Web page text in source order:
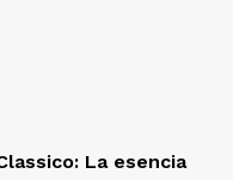
La esencia